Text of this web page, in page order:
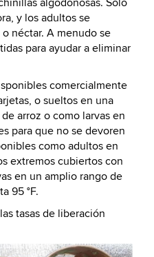
y los adultos se
néctar. A menudo se
para ayudar a eliminar
comercialmente
o sueltos en una
arroz o como larvas en
para que no se devoren
como adultos en
extremos cubiertos con
en un amplio rango de
95 °F.
tasas de liberación